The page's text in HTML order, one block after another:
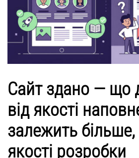
Сайт здано — що
від якості
залежить більше,
якості розробки